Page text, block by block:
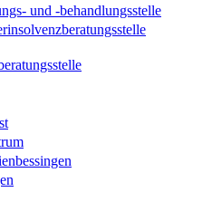
und -behandlungsstelle